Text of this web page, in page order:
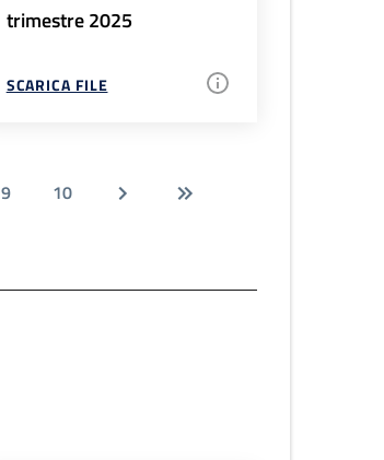
trimestre 2025
SCARICA FILE
9 10